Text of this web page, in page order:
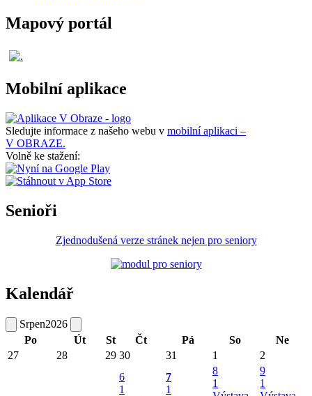
Mapový portál
Mobilní aplikace
Sledujte informace z našeho webu v mobilní aplikaci –
V OBRAZE.
Volně ke stažení:
Senioři
Zjednodušená verze stránek nejen pro seniory
Kalendář
Srpen2026
Po
Út St Čt Pá So
Ne
27
28 29 30 31 1 2
6
1
7
1
8
1
9
1